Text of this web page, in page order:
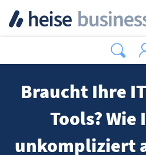
Braucht Ihre
Tools? Wie
unkompliziert